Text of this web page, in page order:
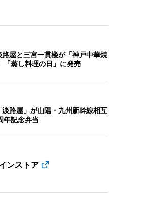
路屋と三宮一貫楼が「神戸中華焼
「蒸し料理の日」に発売
淡路屋」が山陽・九州新幹線相互
年記念弁当
ンストア